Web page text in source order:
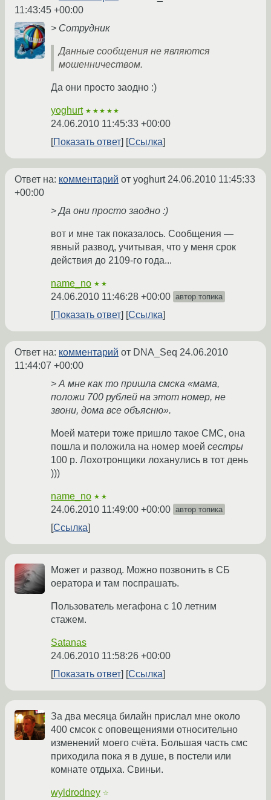
11:43:45 +00:00
> Сотрудник
Данные сообщения не являются
мошенничеством.
Да они просто заодно :)
yoghurt ★★★★★
24.06.2010 11:45:33 +00:00
Показать ответ
Ссылка
Ответ на: комментарий от yoghurt24.06.2010 11:45:33
+00:00
> Да они просто заодно :)
вот и мне так показалось. Сообщения —
явный развод, учитывая, что у меня срок
действия до 2109-го года...
name_no ★★
24.06.2010 11:46:28 +00:00 автор топика
Показать ответ Ссылка
Ответ на: комментарий от DNA_Seq 24.06.2010
11:44:07 +00:00
> А мне как то пришла смска «мама,
положи 700 рублей на этот номер, не
звони, дома все объясню».
Моей матери тоже пришло такое СМС, она
пошла и положила на номер моей сестры
100 р. Лохотронщики лоханулись в тот день
)))
name_no ★★
24.06.2010 11:49:00 +00:00 автор топика
Ссылка
Может и развод. Можно позвонить в СБ
оератора и там поспрашать.
Пользователь мегафона с 10 летним
стажем.
Satanas
24.06.2010 11:58:26 +00:00
Показать ответ
Ссылка
За два месяца билайн прислал мне около
400 смсок с оповещениями относительно
изменений моего счёта. Большая часть смс
приходила пока я в душе, в постели или
комнате отдыха. Свиньи.
wyldrodney ☆